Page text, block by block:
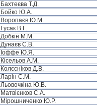
Бахтеєва Т.Д.
Бойко Ю.А.
Воропаєв Ю.М.
Гусак В.Г.
Добкін М.М.
Дунаєв С.В.
Іоффе Ю.Я.
Кісельов А.М.
Колєсніков Д.В.
Ларін С.М.
Льовочкіна Ю.В.
Матвієнков С.А.
Мірошниченко Ю.Р.